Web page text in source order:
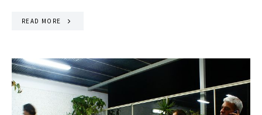
READ MORE